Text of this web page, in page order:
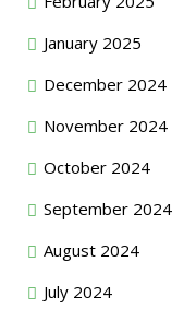
January 2025
December 2024
November 2024
October 2024
September 2024
August 2024
July 2024